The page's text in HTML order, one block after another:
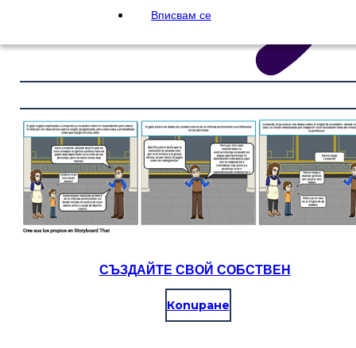
Вписвам се
СЪЗДАЙТЕ СВОЙ СОБСТВЕН
Копиране